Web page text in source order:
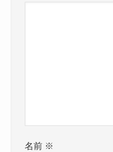
名前 ※